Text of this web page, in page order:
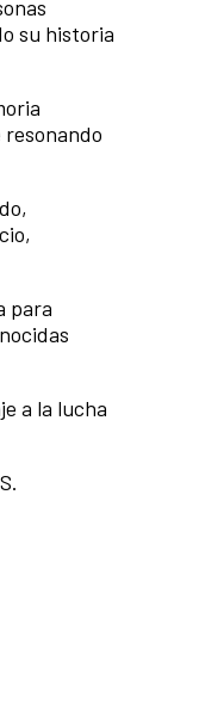
su historia
para
a la lucha